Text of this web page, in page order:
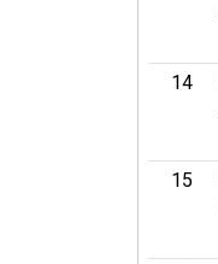
14
15